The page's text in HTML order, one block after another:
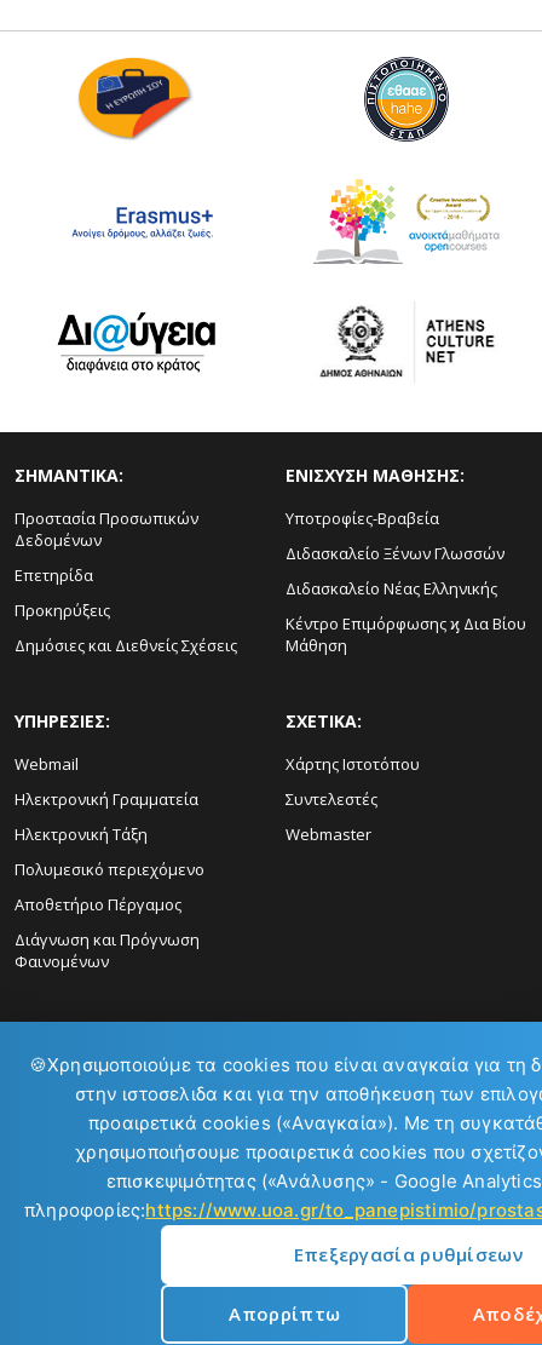
ΣΗΜΑΝΤΙΚΑ:
Προστασία Προσωπικών
Δεδομένων
Επετηρίδα
Προκηρύξεις
Δημόσιες και Διεθνείς Σχέσεις
ΕΝΙΣΧΥΣΗ ΜΑΘΗΣΗΣ:
Υποτροφίες-Βραβεία
Διδασκαλείο Ξένων Γλωσσών
Διδασκαλείο Νέας Ελληνικής
Κέντρο Επιμόρφωσης ϗ Δια Βίου
Μάθηση
ΥΠΗΡΕΣΙΕΣ:
Webmail
Ηλεκτρονική Γραμματεία
Ηλεκτρονική Τάξη
Πολυμεσικό περιεχόμενο
Αποθετήριο Πέργαμος
Διάγνωση και Πρόγνωση
Φαινομένων
ΣΧΕΤΙΚΑ:
Χάρτης Ιστοτόπου
Συντελεστές
Webmaster
ΕΠΙΚΟΙΝΩΝΙΑ:
Copyright © 2026
Εθνικό και Καποδιστριακό Πανεπιστήμιο Αθηνών
🍪Χρησιμοποιούμε τα cookies που είναι αναγκαία για τη
στην ιστοσελιδα και για την αποθήκευση των
προαιρετικά cookies («Αναγκαία»). Με τη
χρησιμοποιήσουμε προαιρετικά cookies που
επισκεψιμότητας («Ανάλυσης» - Google
πληροφορίες:https://www.uoa.gr/to_panepistimio/
Επεξεργασία ρυθμίσεων
Απορρίπτω